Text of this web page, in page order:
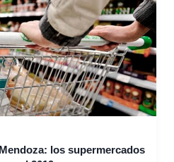
los supermercados